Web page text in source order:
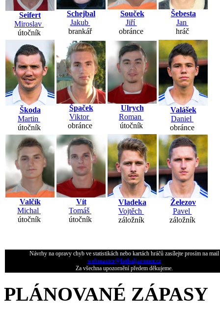
Seifert
Miroslav
útočník
Schejbal
Jakub
brankář
Souček
Jiří
obránce
Šebesta
Jan
hráč
Škoda
Martin
útočník
Špaček
Viktor
obránce
Ulrych
Roman
útočník
Valášek
Daniel
obránce
Valčík
Michal
útočník
Vít
Tomáš
útočník
Vladeka
Vojtěch
záložník
Železov
Pavel
záložník
Návrhy na opravy chyb ve statistikách nebo kartách hráčů zasílejte prosím na mail
webmaster@fotbaljaromer.cz
Za všechna upozornění předem děkujeme.
PLÁNOVANÉ ZÁPASY